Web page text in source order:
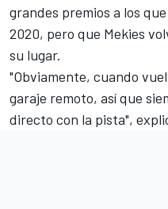
grandes premios a los
2020, pero que Mekies
su lugar.
"Obviamente, cuando
garaje remoto, así que
directo con la pista",